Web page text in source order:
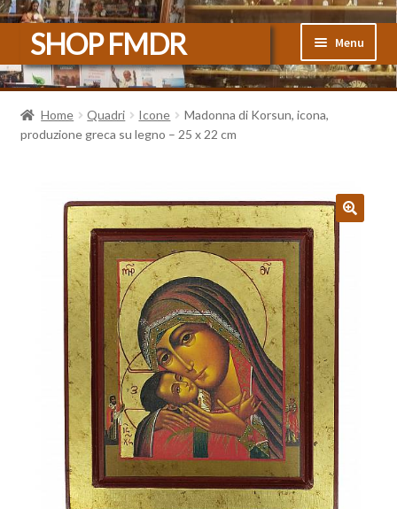
Vai
alla
navigazione
Vai
contenuto
SHOP FMDR Menu
Home
#3470 (senza titolo)
Il mio account
Sample Page
Home Quadri Icone
Madonna di Korsun, icona,
produzione greca su legno – 25 x 22 cm